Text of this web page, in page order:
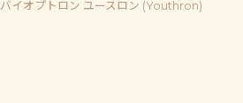
バイオプトロン ユースロン (Youthron)